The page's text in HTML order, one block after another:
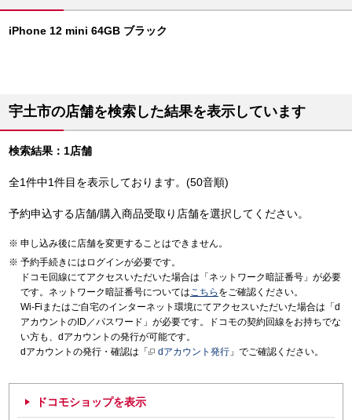
iPhone 12 mini 64GB ブラック
宇土市の店舗を検索した結果を表示しています
検索結果：1店舗
全1件中1件目を表示しております。(50音順)
予約申込する店舗/購入商品受取り店舗を選択してください。
申し込み後に店舗を変更することはできません。
予約手続きにはログインが必要です。
ドコモ回線にてアクセスいただいた場合は「ネットワーク暗証番号」が必要
です。ネットワーク暗証番号についてはこちら をご確認ください。
Wi-Fiまたはご自宅のインターネット環境にてアクセスいただいた場合は「d
アカウントのID／パスワード」が必要です。ドコモの契約回線をお持ちでな
い方も、dアカウントの発行が可能です。
dアカウントの発行・確認は「
dアカウント発行 」でご確認ください。
ドコモショップを表示